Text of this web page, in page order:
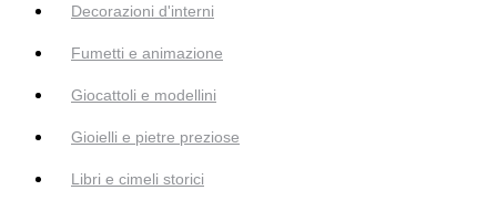
Decorazioni d'interni
Fumetti e animazione
Giocattoli e modellini
Gioielli e pietre preziose
Libri e cimeli storici